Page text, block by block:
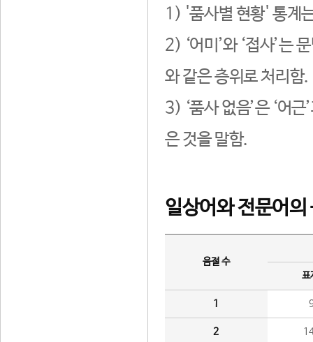
1) '품사별 현황' 통계
2) ‘어미’와 ‘접사’는
와 같은 층위로 처리함.
3) ‘품사 없음’은 ‘어
은 것을 말함.
일상어와 전문어의
음절 수
표
1
2